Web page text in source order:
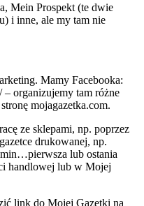
Mein Prospekt (te dwie
i inne, ale my tam nie
Mamy Facebooka:
organizujemy tam różne
mojagazetka.com.
ze sklepami, np. poprzez
drukowanej, np.
lub ostania
handlowej lub w Mojej
link do Mojej Gazetki na